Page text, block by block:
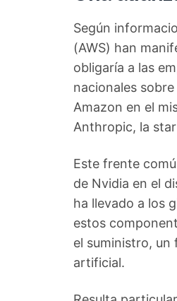
Según
(AWS) han
obligaría a las
nacionales
Amazon en el
Anthropic, la
Este frente
de Nvidia en el
ha llevado a los
estos
el suministro, un
artificial.